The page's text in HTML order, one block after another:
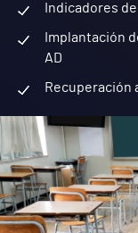
Indicadores
Implantación
AD
Recuperación